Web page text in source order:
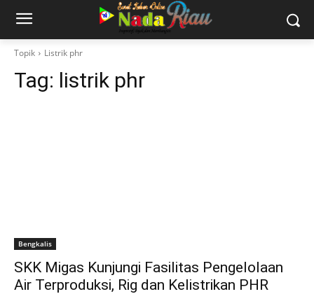
Topik Listrik phr
Tag: listrik phr
Bengkalis
SKK Migas Kunjungi Fasilitas Pengelolaan
Air Terproduksi, Rig dan Kelistrikan PHR